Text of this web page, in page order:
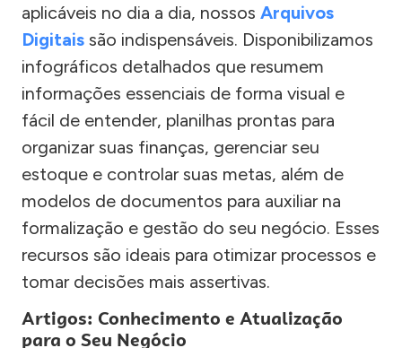
aplicáveis no dia a dia, nossos Arquivos
Digitais são indispensáveis. Disponibilizamos
infográficos detalhados que resumem
informações essenciais de forma visual e
fácil de entender, planilhas prontas para
organizar suas finanças, gerenciar seu
estoque e controlar suas metas, além de
modelos de documentos para auxiliar na
formalização e gestão do seu negócio. Esses
recursos são ideais para otimizar processos e
tomar decisões mais assertivas.
Artigos: Conhecimento e Atualização
para o Seu Negócio